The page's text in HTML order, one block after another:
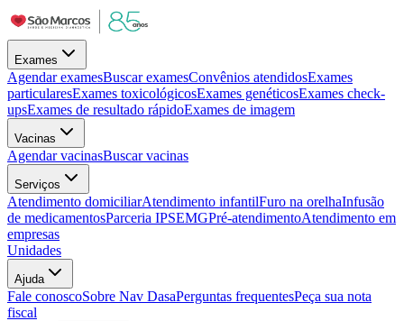
Exames
Agendar examesBuscar examesConvênios atendidosExames
particularesExames toxicológicosExames genéticosExames check-
upsExames de resultado rápidoExames de imagem
Vacinas
Agendar vacinasBuscar vacinas
Serviços
Atendimento domiciliarAtendimento infantilFuro na orelhaInfusão
de medicamentosParceria IPSEMGPré-atendimentoAtendimento em
empresas
Unidades
Ajuda
Fale conoscoSobre Nav DasaPerguntas frequentesPeça sua nota
fiscal